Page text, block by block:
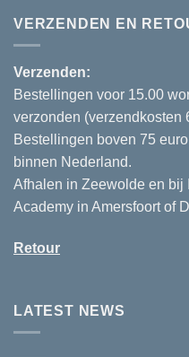
VERZENDEN EN
Verzenden:
Bestellingen voor 15.00
verzonden (verzendkosten
Bestellingen boven 75
binnen Nederland.
Afhalen in Zeewolde en bij
Academy in Amersfoort of
Retour
LATEST NEWS